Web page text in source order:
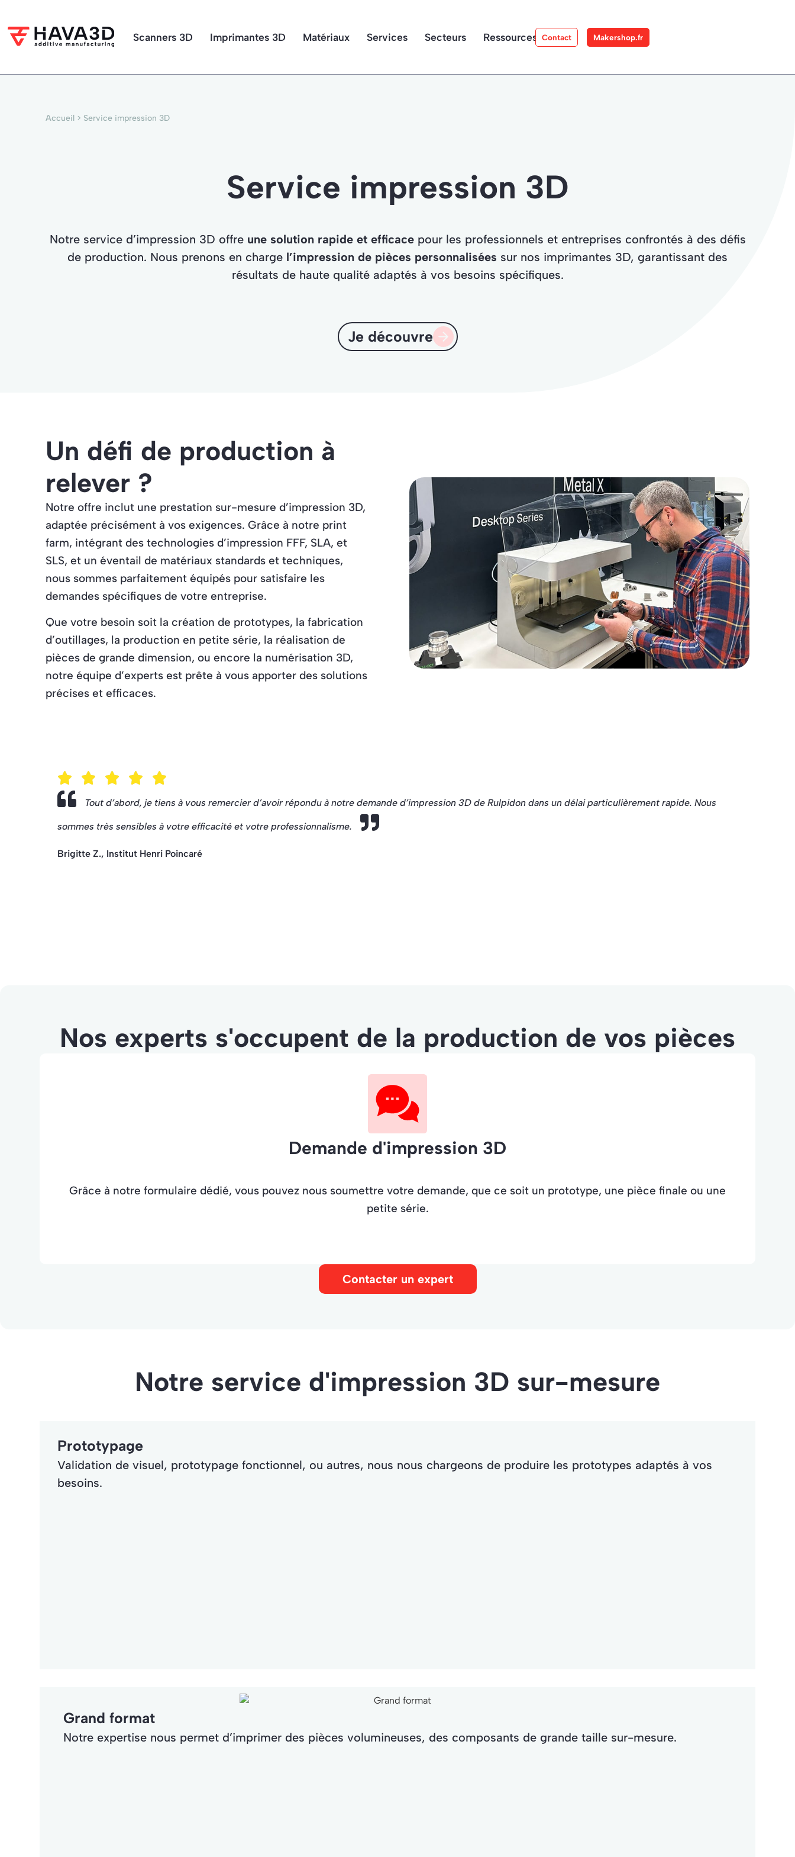
Scanners 3D Imprimantes 3D Matériaux Services Secteurs Ressources Contact Makershop.fr
Accueil > Service impression 3D
Service impression 3D
Notre service d’impression 3D offre une solution rapide et efficacepour les professionnels et entreprises confrontés à des défis
de production. Nous prenons en charge l’impression de pièces personnalisées sur nos imprimantes 3D, garantissant des
résultats de haute qualité adaptés à vos besoins spécifiques.
Je découvre
Un défi de production à
relever ?
Notre offre inclut une prestation sur-mesure d’impression 3D,
adaptée précisément à vos exigences. Grâce à notre print
farm, intégrant des technologies d’impression FFF, SLA, et
SLS, et un éventail de matériaux standards et techniques,
nous sommes parfaitement équipés pour satisfaire les
demandes spécifiques de votre entreprise.
Que votre besoin soit la création de prototypes, la fabrication
d’outillages, la production en petite série, la réalisation de
pièces de grande dimension, ou encore la numérisation 3D,
notre équipe d’experts est prête à vous apporter des solutions
précises et efficaces.
Tout d’abord, je tiens à vous remercier d’avoir répondu à notre demande d’impression 3D de Rulpidon dans un délai particulièrement rapide. Nous
sommes très sensibles à votre efficacité et votre professionnalisme.
Brigitte Z., Institut Henri Poincaré
Nos experts s'occupent de la production de vos pièces
Demande d'impression 3D
Grâce à notre formulaire dédié, vous pouvez nous soumettre votre demande, que ce soit un prototype, une pièce finale ou une
petite série.
Contacter un expert
Notre service d'impression 3D sur-mesure
Prototypage
Validation de visuel, prototypage fonctionnel, ou autres, nous nous chargeons de produire les prototypes adaptés à vos
besoins.
Grand format
Notre expertise nous permet d’imprimer des pièces volumineuses, des composants de grande taille sur-mesure.